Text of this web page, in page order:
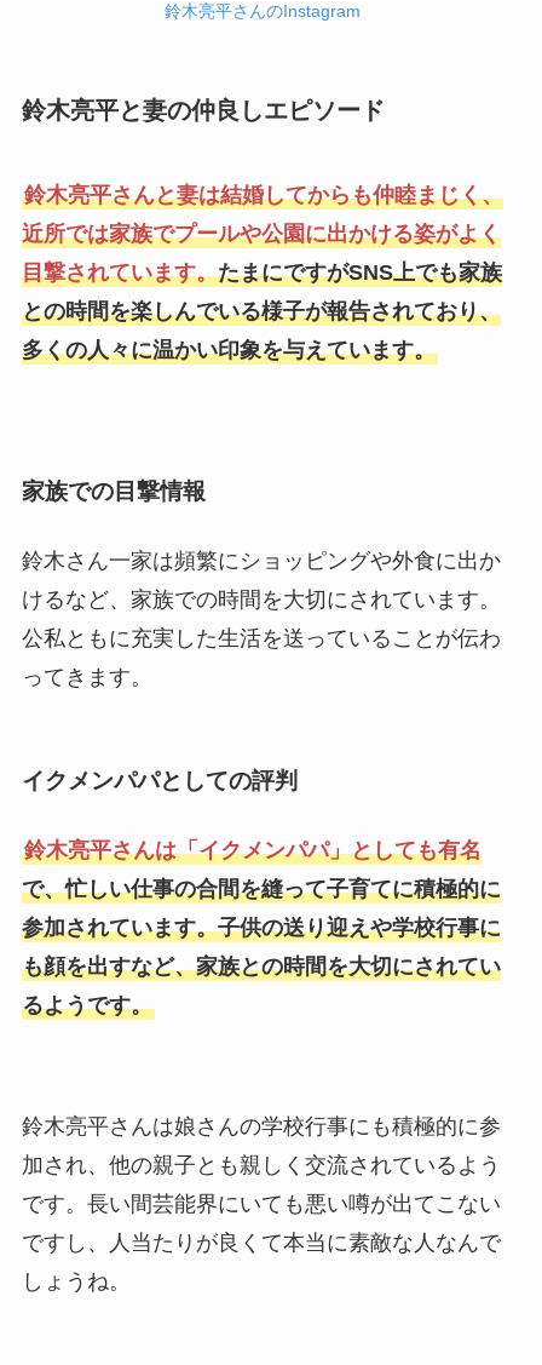
鈴木亮平さんのInstagram
鈴木亮平と妻の仲良しエピソード
鈴木亮平さんと妻は結婚してからも仲睦まじく、
近所では家族でプールや公園に出かける姿がよく
目撃されています。たまにですがSNS上でも家族
との時間を楽しんでいる様子が報告されており、
多くの人々に温かい印象を与えています。
家族での目撃情報
鈴木さん一家は頻繁にショッピングや外食に出か
けるなど、家族での時間を大切にされています。
公私ともに充実した生活を送っていることが伝わ
ってきます。
イクメンパパとしての評判
鈴木亮平さんは「イクメンパパ」としても有名
で、忙しい仕事の合間を縫って子育てに積極的に
参加されています。子供の送り迎えや学校行事に
も顔を出すなど、家族との時間を大切にされてい
るようです。
鈴木亮平さんは娘さんの学校行事にも積極的に参
加され、他の親子とも親しく交流されているよう
です。長い間芸能界にいても悪い噂が出てこない
ですし、人当たりが良くて本当に素敵な人なんで
しょうね。